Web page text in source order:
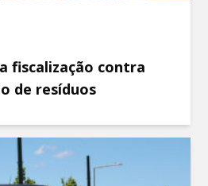
fiscalização contra
de resíduos